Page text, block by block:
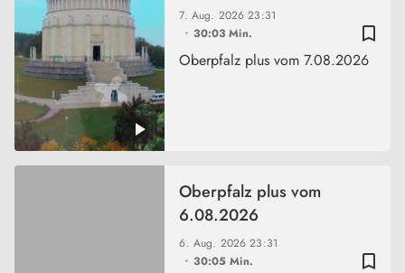
bookmark_border
7. Aug. 202623:31
30:03 Min.
Oberpfalz plus vom 7.08.2026
bookmark_border
6. Aug. 202623:31
30:05 Min.
Oberpfalz plus vom
6.08.2026